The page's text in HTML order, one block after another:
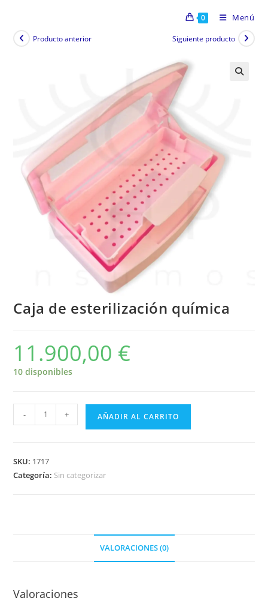
0 Menú
Producto anterior Siguiente producto
Caja de esterilización química
11.900,00 €
10 disponibles
- + AÑADIR AL CARRITO
SKU: 1717
Categoría: Sin categorizar
VALORACIONES (0)
Valoraciones